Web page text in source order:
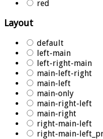
red
Layout
default
left-main
left-right-main
main-left-right
main-left
main-only
main-right-left
main-right
right-main-left
right-main-